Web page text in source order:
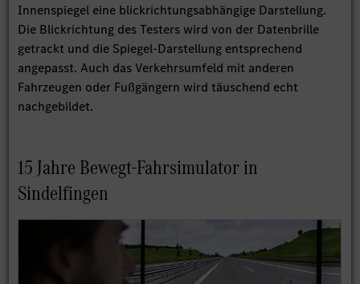
Innenspiegel eine blickrichtungsabhängige Darstellung.
Die Blickrichtung des Testers wird von der Datenbrille
getrackt und die Spiegel-Darstellung entsprechend
angepasst. Auch das Verkehrsumfeld mit anderen
Fahrzeugen oder Fußgängern wird täuschend echt
nachgebildet.
15 Jahre Bewegt-Fahrsimulator in
Sindelfingen